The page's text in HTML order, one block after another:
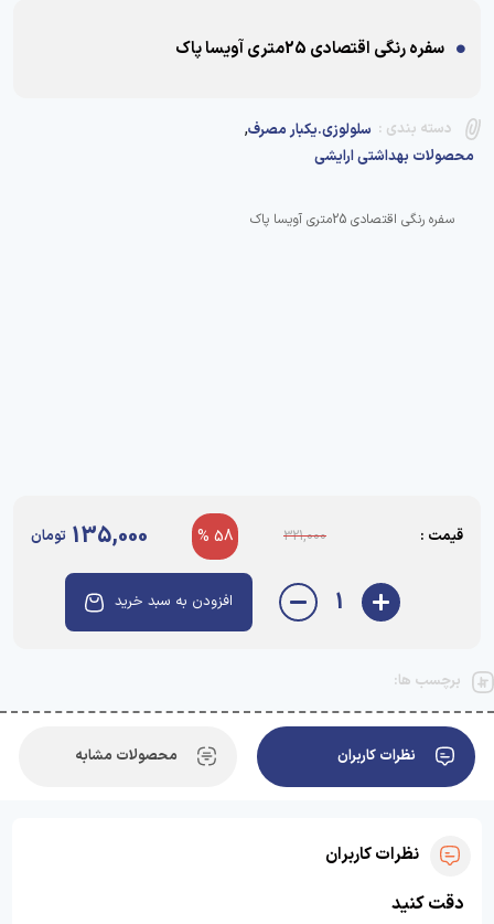
سفره رنگی اقتصادی 25متری آویسا پاک
دسته بندی : سلولوزی.یکبار مصرف,
محصولات بهداشتی ارایشی
سفره رنگی اقتصادی 25متری آویسا پاک
قیمت : 321,000
58 %
135,000 تومان
1 افزودن به سبد خرید
برچسب ها:
نظرات کاربران محصولات مشابه
نظرات کاربران
دقت کنید